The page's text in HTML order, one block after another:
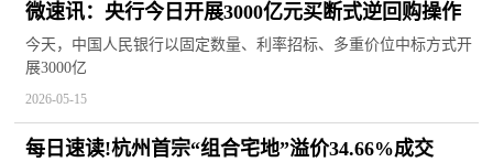
微速讯：央行今日开展3000亿元买断式逆回购操作
今天，中国人民银行以固定数量、利率招标、多重价位中标方式开
展3000亿
2026-05-15
每日速读!杭州首宗“组合宅地”溢价34.66%成交